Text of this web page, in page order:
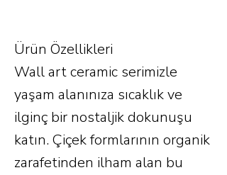
Ürün Özellikleri
Wall art ceramic serimizle
yaşam alanınıza sıcaklık ve
ilginç bir nostaljik dokunuşu
katın. Çiçek formlarının organik
zarafetinden ilham alan bu